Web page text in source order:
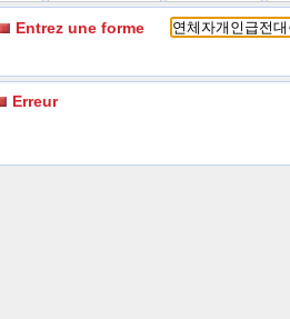
Entrez une forme
Erreur